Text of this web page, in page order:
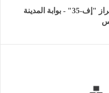
تحطم مقاتلة أميركية من طراز "إف-35" - بوابة المدينة